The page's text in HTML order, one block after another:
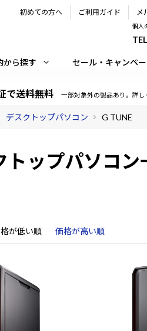
初めての方へ ご利用ガイド メ
個人
TEL
から探す セール・キャンペー
で送料無料 一部対象外の製品あり。詳し
デスクトップパソコン G TUNE
トップパソコン
が低い順 価格が高い順